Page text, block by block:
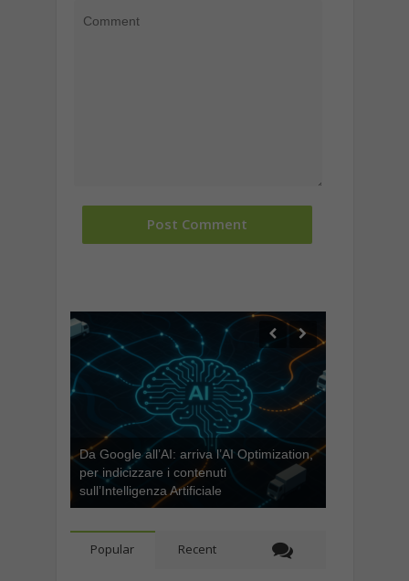
Da Google all’AI: arriva l’AI Optimization,
per indicizzare i contenuti
sull’Intelligenza Artificiale
Popular Recent